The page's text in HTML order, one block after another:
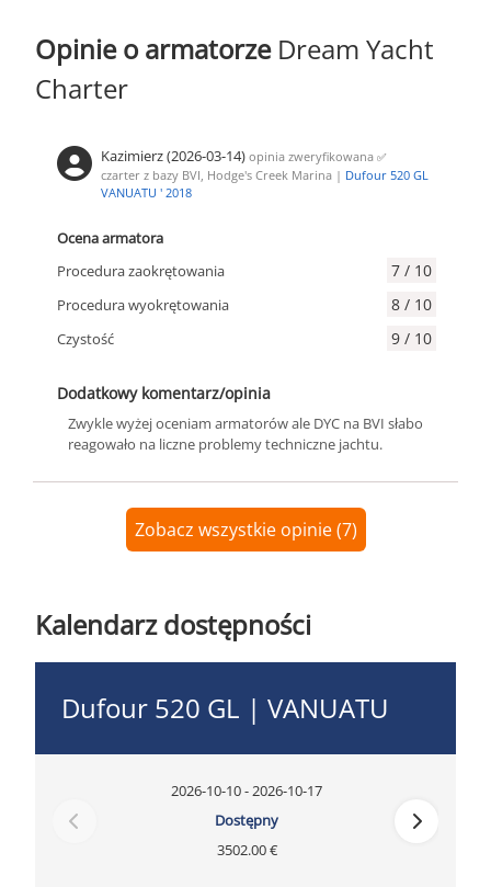
Opinie o armatorze Dream Yacht
Charter
Kazimierz (2026-03-14) opinia zweryfikowana ✅
czarter z bazy BVI, Hodge's Creek Marina | Dufour 520 GL
VANUATU ' 2018
Ocena armatora
Procedura zaokrętowania
7 / 10
Procedura wyokrętowania 8 / 10
Czystość 9 / 10
Dodatkowy komentarz/opinia
Zwykle wyżej oceniam armatorów ale DYC na BVI słabo
reagowało na liczne problemy techniczne jachtu.
Zobacz wszystkie opinie (7)
Kalendarz dostępności
Dufour 520 GL | VANUATU
2026-10-10 - 2026-10-17
Dostępny
3502.00 €